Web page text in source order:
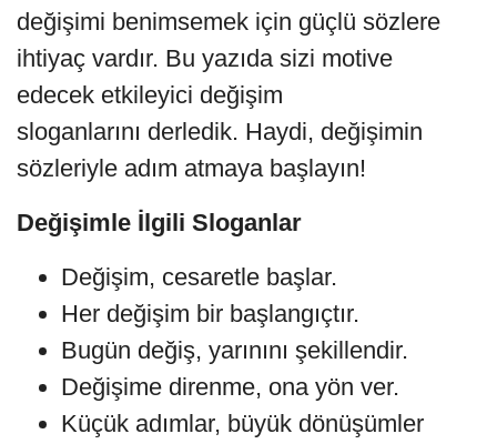
değişimi benimsemek için güçlü sözlere
ihtiyaç vardır. Bu yazıda sizi motive
edecek etkileyici değişim
sloganlarını derledik. Haydi, değişimin
sözleriyle adım atmaya başlayın!
Değişimle İlgili Sloganlar
Değişim, cesaretle başlar.
Her değişim bir başlangıçtır.
Bugün değiş, yarınını şekillendir.
Değişime direnme, ona yön ver.
Küçük adımlar, büyük dönüşümler